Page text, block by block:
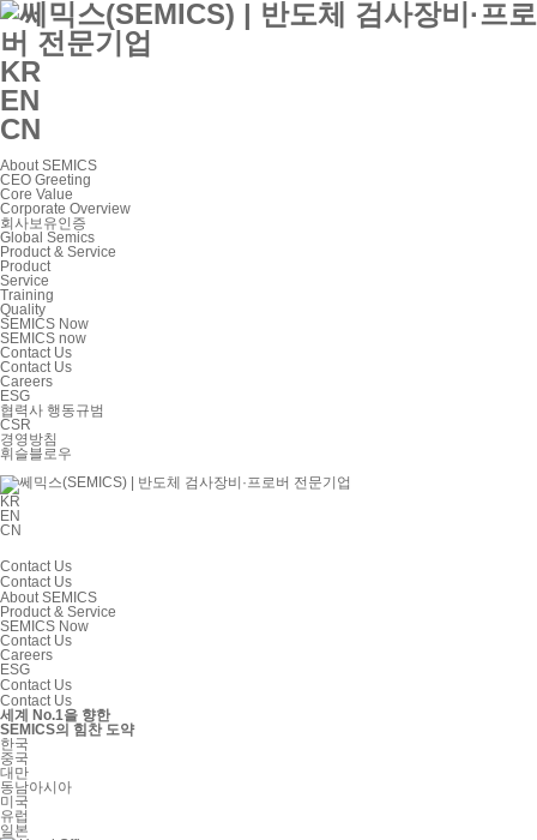
KR
EN
CN
About SEMICS
CEO Greeting
Core Value
Corporate Overview
회사보유인증
Global Semics
Product & Service
Product
Service
Training
Quality
SEMICS Now
SEMICS now
Contact Us
Contact Us
Careers
ESG
협력사 행동규범
CSR
경영방침
휘슬블로우
KR
EN
CN
Contact Us
Contact Us
About SEMICS
Product & Service
SEMICS Now
Contact Us
Careers
ESG
Contact Us
Contact Us
세계 No.1을 향한
SEMICS의 힘찬 도약
한국
중국
대만
동남아시아
미국
유럽
일본